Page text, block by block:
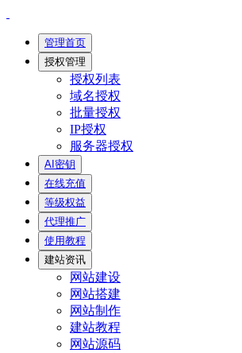
管理首页
授权管理
授权列表
域名授权
批量授权
IP授权
服务器授权
AI密钥
在线充值
等级权益
代理推广
使用教程
建站资讯
网站建设
网站搭建
网站制作
建站教程
网站源码